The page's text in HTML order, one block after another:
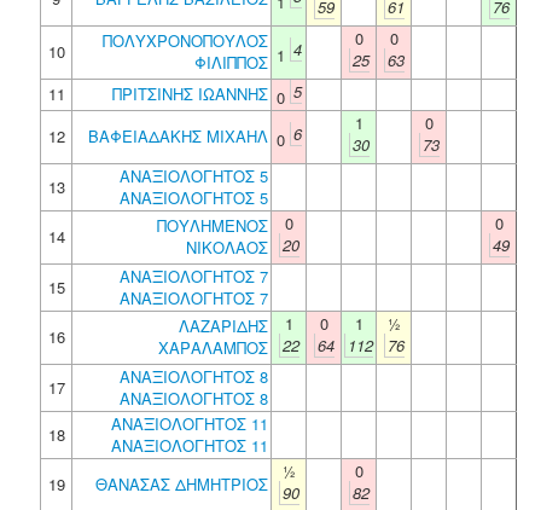
59
61
76
10
ΠΟΛΥΧΡΟΝΟΠΟΥΛΟΣ
ΦΙΛΙΠΠΟΣ 1 4
0
25
0
63
11
ΠΡΙΤΣΙΝΗΣ ΙΩΑΝΝΗΣ 0 5
12
ΒΑΦΕΙΑΔΑΚΗΣ ΜΙΧΑΗΛ 0 6
1
30
0
73
13
ΑΝΑΞΙΟΛΟΓΗΤΟΣ 5
ΑΝΑΞΙΟΛΟΓΗΤΟΣ 5
14
ΠΟΥΛΗΜΕΝΟΣ
ΝΙΚΟΛΑΟΣ
0
20
0
49
15
ΑΝΑΞΙΟΛΟΓΗΤΟΣ 7
ΑΝΑΞΙΟΛΟΓΗΤΟΣ 7
16
ΛΑΖΑΡΙΔΗΣ
ΧΑΡΑΛΑΜΠΟΣ
1
22
0
64
1
112
½
76
17
ΑΝΑΞΙΟΛΟΓΗΤΟΣ 8
ΑΝΑΞΙΟΛΟΓΗΤΟΣ 8
18
ΑΝΑΞΙΟΛΟΓΗΤΟΣ 11
ΑΝΑΞΙΟΛΟΓΗΤΟΣ 11
19
ΘΑΝΑΣΑΣ ΔΗΜΗΤΡΙΟΣ
½
90
0
82